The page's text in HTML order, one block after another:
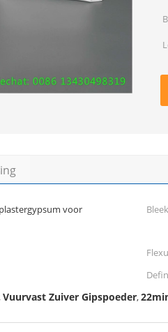
voor
Vuurvast Zuiver Gipspoeder,